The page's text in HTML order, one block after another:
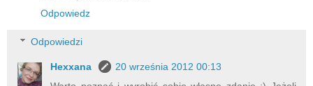
Odpowiedz
Odpowiedzi
Hexxana
20 września 2012 00:13